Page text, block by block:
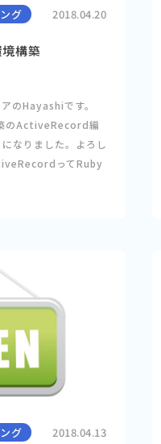
グ 2018.04.20
構築
のHayashiです。
のActiveRecord編
なりました。よろし
ってRuby
グ 2018.04.13